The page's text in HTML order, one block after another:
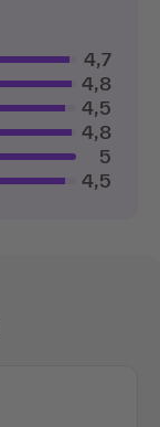
4,7
4,8
4,5
4,8
5
4,5